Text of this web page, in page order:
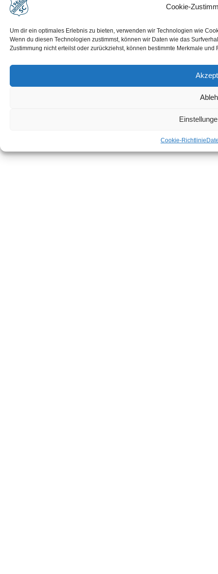
Cookie-
Um dir ein optimales Erlebnis zu bieten, verwenden wir Technologien wie
Wenn du diesen Technologien zustimmst, können wir Daten wie das
Zustimmung nicht erteilst oder zurückziehst, können bestimmte Merkmale
Cookie-Richtlinie
Impressum
Datenschutz